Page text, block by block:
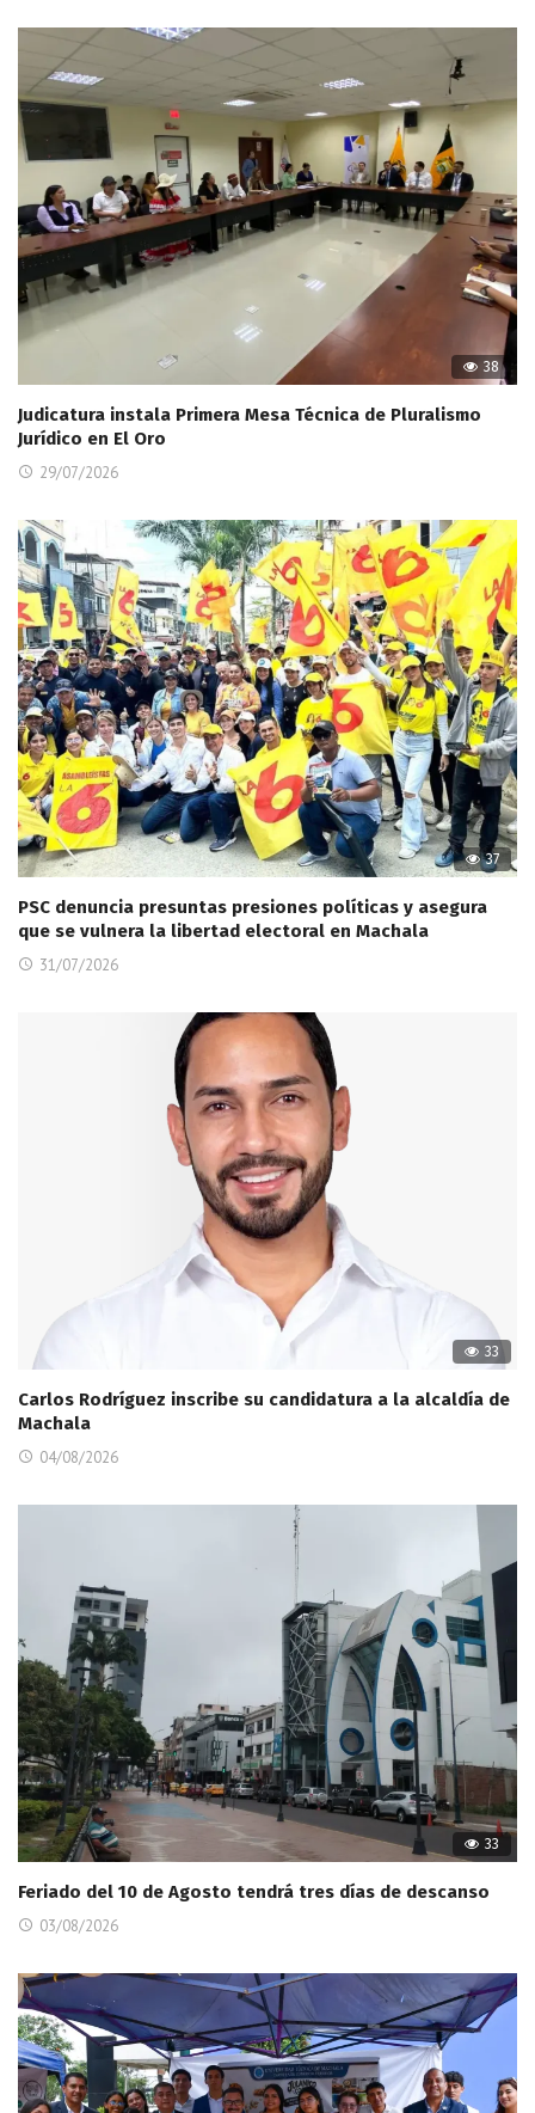
38
Judicatura instala Primera Mesa Técnica de Pluralismo
Jurídico en El Oro
29/07/2026
37
PSC denuncia presuntas presiones políticas y asegura
que se vulnera la libertad electoral en Machala
31/07/2026
33
Carlos Rodríguez inscribe su candidatura a la alcaldía de
Machala
04/08/2026
33
Feriado del 10 de Agosto tendrá tres días de descanso
03/08/2026